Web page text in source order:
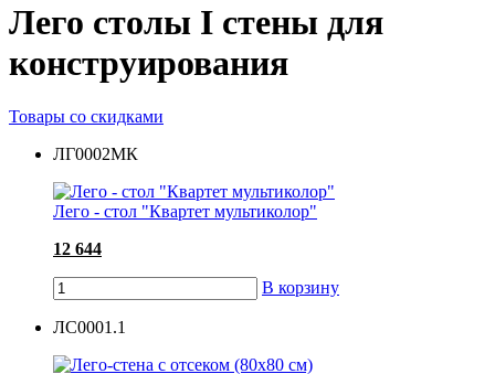
Лего столы I стены для
конструирования
Товары со скидками
ЛГ0002МК
Лего - стол "Квартет мультиколор"
12 644
В корзину
ЛС0001.1